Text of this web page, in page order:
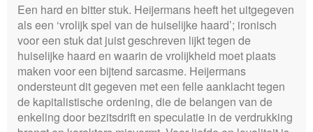
Een hard en bitter stuk. Heijermans heeft het uitgegeven
als een ‘vrolijk spel van de huiselijke haard’; ironisch
voor een stuk dat juist geschreven lijkt tegen de
huiselijke haard en waarin de vrolijkheid moet plaats
maken voor een bijtend sarcasme. Heijermans
ondersteunt dit gegeven met een felle aanklacht tegen
de kapitalistische ordening, die de belangen van de
enkeling door bezitsdrift en speculatie in de verdrukking